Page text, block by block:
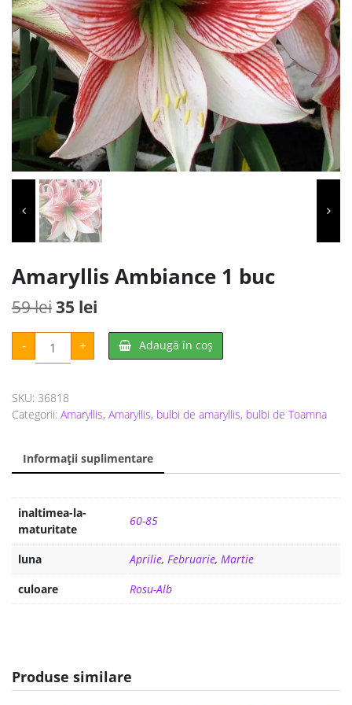
Amaryllis Ambiance 1 buc
59leiPrețul
inițial
59 lei.
35 lei
curent
este:
-
Cantitate
Amaryllis
Ambiance
+ Adaugă în coș
SKU: 36818
Categorii: Amaryllis, Amaryllis, bulbi de amaryllis, bulbi de Toamna
Informații suplimentare
inaltimea-la-
maturitate
60-85
luna Aprilie, Februarie, Martie
culoare
Rosu-Alb
Produse similare